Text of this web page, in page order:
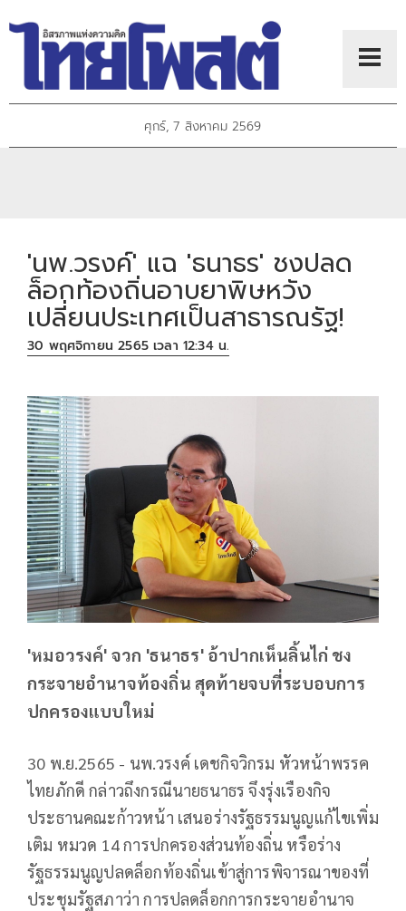
ศุกร์, 7 สิงหาคม 2569
'นพ.วรงค์' แฉ 'ธนาธร' ชงปลด
ล็อกท้องถิ่นอาบยาพิษหวัง
เปลี่ยนประเทศเป็นสาธารณรัฐ!
30 พฤศจิกายน 2565 เวลา 12:34 น.
'หมอวรงค์' จวก 'ธนาธร' อ้าปากเห็นลิ้นไก่ ชง
กระจายอำนาจท้องถิ่น สุดท้ายจบที่ระบอบการ
ปกครองแบบใหม่
30 พ.ย.2565 - นพ.วรงค์ เดชกิจวิกรม หัวหน้าพรรค
ไทยภักดี กล่าวถึงกรณีนายธนาธร จึงรุ่งเรืองกิจ
ประธานคณะก้าวหน้า เสนอร่างรัฐธรรมนูญแก้ไขเพิ่ม
เติม หมวด 14 การปกครองส่วนท้องถิ่น หรือร่าง
รัฐธรรมนูญปลดล็อกท้องถิ่นเข้าสู่การพิจารณาของที่
ประชุมรัฐสภาว่า การปลดล็อกการกระจายอำนาจ